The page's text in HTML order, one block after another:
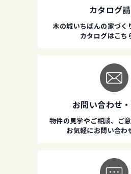
カタログ
木の城いちばんの家づく
カタログはこち
お問い合わせ
物件の見学やご相談、ご
お気軽にお問い合わ